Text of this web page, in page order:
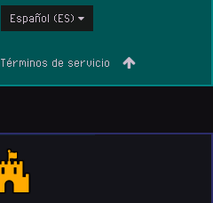
Español (ES)
Términos de servicio